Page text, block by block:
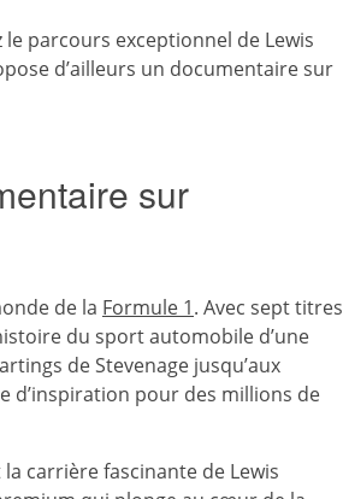
parcours exceptionnel de Lewis
d’ailleurs un documentaire sur
sur
de la Formule 1. Avec sept titres
du sport automobile d’une
de Stevenage jusqu’aux
d’inspiration pour des millions de
carrière fascinante de Lewis